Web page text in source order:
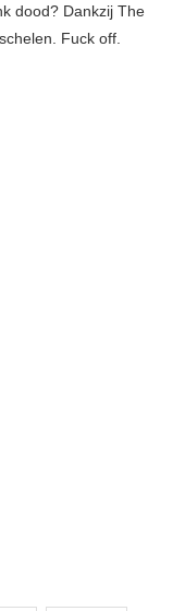
dood? Dankzij The
Fuck off.